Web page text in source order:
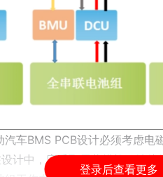
汽车BMS PCB设计必须考虑电
计中，应采取屏蔽措施、地线
登录后查看更多